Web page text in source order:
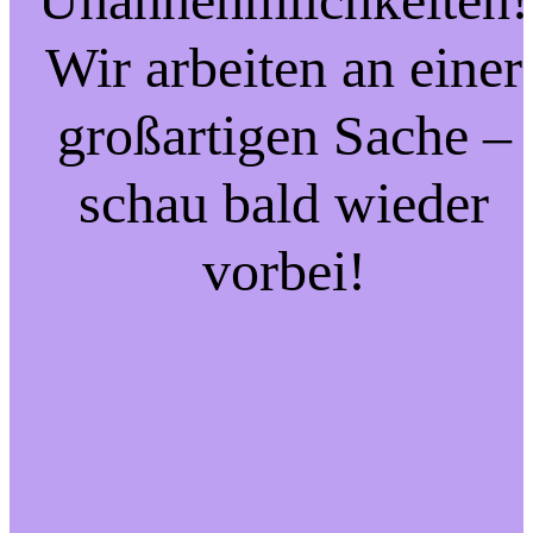
Wir arbeiten an einer
großartigen Sache –
schau bald wieder
vorbei!